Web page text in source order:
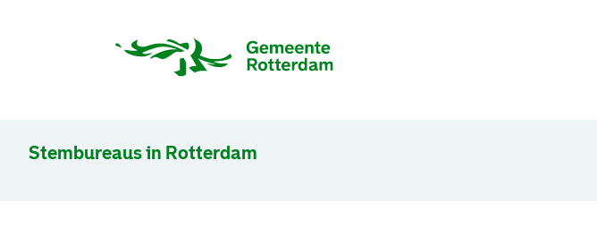
Stembureaus in Rotterdam